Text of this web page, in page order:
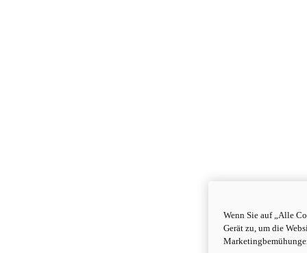
Wenn Sie auf „Alle
Gerät zu, um die